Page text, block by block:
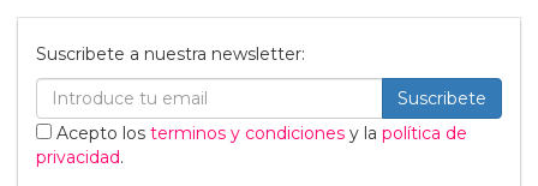
Suscribete a nuestra newsletter:
Suscribete
Acepto los terminos y condiciones y la política de
privacidad.